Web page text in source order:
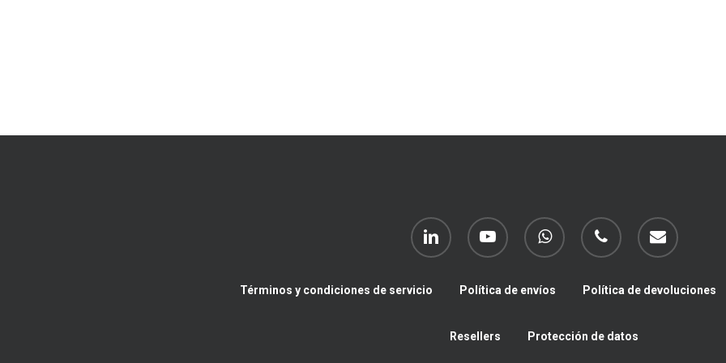
linkedin youtube whatsapp phone email
Términos y condiciones de servicio Política de envíos Política de devoluciones
Resellers Protección de datos